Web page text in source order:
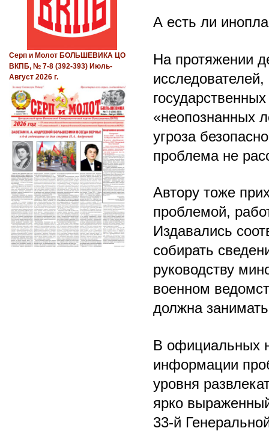
А есть ли
На протяжении
«неопознанных
угроза
проблема не
Автору тоже
проблемой,
Издавались
собирать
руководству
военном
должна
В официальных
информации
уровня
ярко
33-й
Серп и Молот БОЛЬШЕВИКА ЦО
ВКПБ, № 7-8 (392-393) Июль-
Август 2026 г.